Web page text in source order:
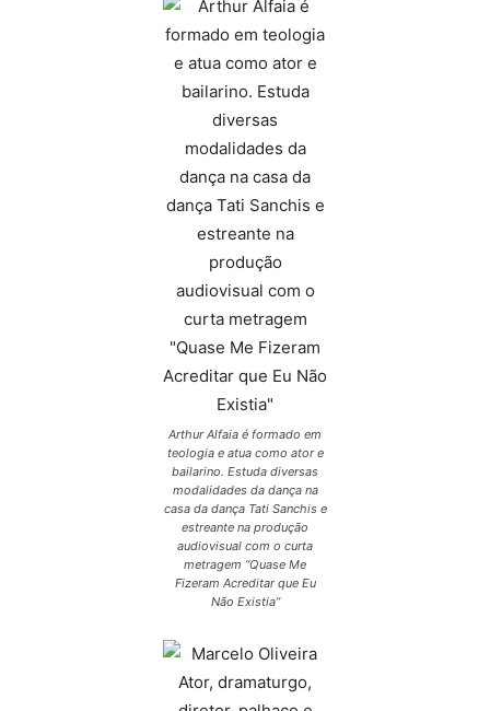
Arthur Alfaia é formado em
teologia e atua como ator e
bailarino. Estuda diversas
modalidades da dança na
casa da dança Tati Sanchis e
estreante na produção
audiovisual com o curta
metragem “Quase Me
Fizeram Acreditar que Eu
Não Existia”